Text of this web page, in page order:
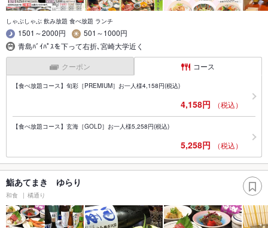
しゃぶしゃぶ 飲み放題 食べ放題 ランチ
1501～2000円
501～1000円
青島ﾊﾞｲﾊﾟｽを下って右折､宮崎大学近く
クーポン コース
【食べ放題コース】旬彩［PREMIUM］お一人様4,158円(税込)
4,158円 （税込）
【食べ放題コース】玄海［GOLD］お一人様5,258円(税込)
5,258円 （税込）
鮨あてまき ゆらり
和食 橘通り